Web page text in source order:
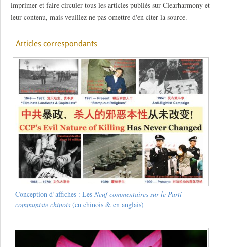
imprimer et faire circuler tous les articles publiés sur Clearharmony et
leur contenu, mais veuillez ne pas omettre d'en citer la source.
Articles correspondants
Conception d’affiches : Les Neuf commentaires sur le Parti
communiste chinois(en chinois & en anglais)